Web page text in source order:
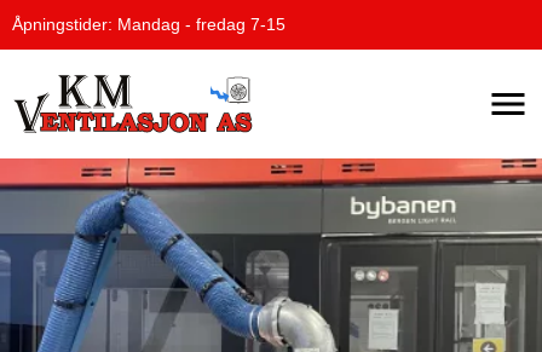
Åpningstider: Mandag - fredag 7-15